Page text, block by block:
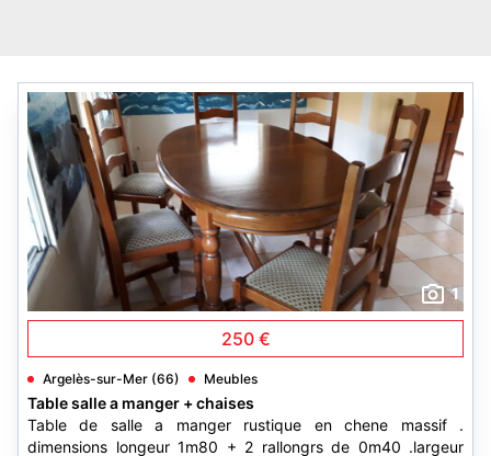
1
250 €
Argelès-sur-Mer (66) Meubles
Table salle a manger + chaises
Table de salle a manger rustique en chene massif .
dimensions longeur 1m80 + 2 rallongrs de 0m40 .largeur